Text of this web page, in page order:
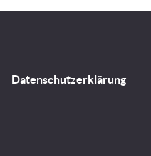
Datenschutzerklärung